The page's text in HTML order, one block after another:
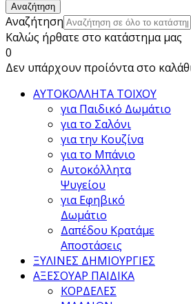
Αναζήτηση
Αναζήτηση
Καλώς ήρθατε στο κατάστημα μας
0
Δεν υπάρχουν προίόντα στο
ΑΥΤΟΚΟΛΛΗΤΑ ΤΟΙΧΟΥ
για Παιδικό Δωμάτιο
για το Σαλόνι
για την Κουζίνα
για το Μπάνιο
Αυτοκόλλητα
Ψυγείου
για Εφηβικό
Δωμάτιο
Δαπέδου Κρατάμε
Αποστάσεις
ΞΥΛΙΝΕΣ ΔΗΜΙΟΥΡΓΙΕΣ
ΑΞΕΣΟΥΑΡ ΠΑΙΔΙΚΑ
ΚΟΡΔΕΛΕΣ